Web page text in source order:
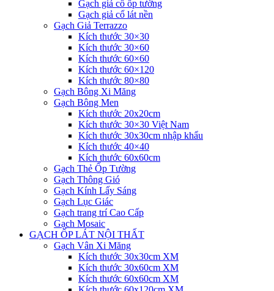
Gạch giả cổ ốp tường
Gạch giả cổ lát nền
Gạch Giả Terrazzo
Kích thước 30×30
Kích thước 30×60
Kích thước 60×60
Kích thước 60×120
Kích thước 80×80
Gạch Bông Xi Măng
Gạch Bông Men
Kích thước 20x20cm
Kích thước 30×30 Việt Nam
Kích thước 30x30cm nhập khẩu
Kích thước 40×40
Kích thước 60x60cm
Gạch Thẻ Ốp Tường
Gạch Thông Gió
Gạch Kính Lấy Sáng
Gạch Lục Giác
Gạch trang trí Cao Cấp
Gạch Mosaic
GẠCH ỐP LÁT NỘI THẤT
Gạch Vân Xi Măng
Kích thước 30x30cm XM
Kích thước 30x60cm XM
Kích thước 60x60cm XM